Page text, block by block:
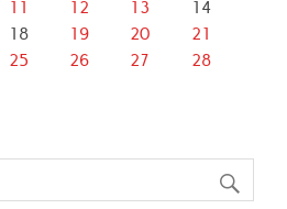
11 12 13
14
18 19 20
21
25 26 27
28